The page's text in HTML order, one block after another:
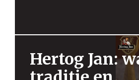
Hertog Jan: